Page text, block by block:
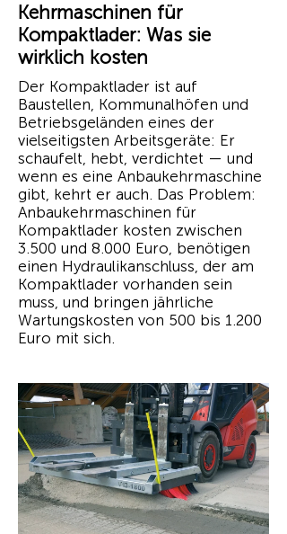
Kehrmaschinen für
Kompaktlader: Was sie
wirklich kosten
Der Kompaktlader ist auf
Baustellen, Kommunalhöfen und
Betriebsgeländen eines der
vielseitigsten Arbeitsgeräte: Er
schaufelt, hebt, verdichtet — und
wenn es eine Anbaukehrmaschine
gibt, kehrt er auch. Das Problem:
Anbaukehrmaschinen für
Kompaktlader kosten zwischen
3.500 und 8.000 Euro, benötigen
einen Hydraulikanschluss, der am
Kompaktlader vorhanden sein
muss, und bringen jährliche
Wartungskosten von 500 bis 1.200
Euro mit sich.